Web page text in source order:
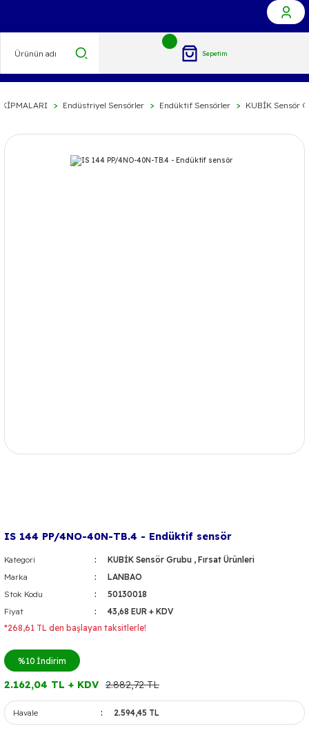
Sepetim
Endüstriyel Sensörler Endüktif Sensörler KUBİK Sensör
IS 144 PP/4NO-40N-TB.4 - Endüktif sensör
Kategori KUBİK Sensör Grubu , Fırsat Ürünleri
Marka
LANBAO
Stok Kodu
50130018
Fiyat
43,68 EUR + KDV
*268,61 TL den başlayan taksitlerle!
%10 İndirim
2.162,04 TL + KDV 2.882,72 TL
Havale 2.594,45 TL